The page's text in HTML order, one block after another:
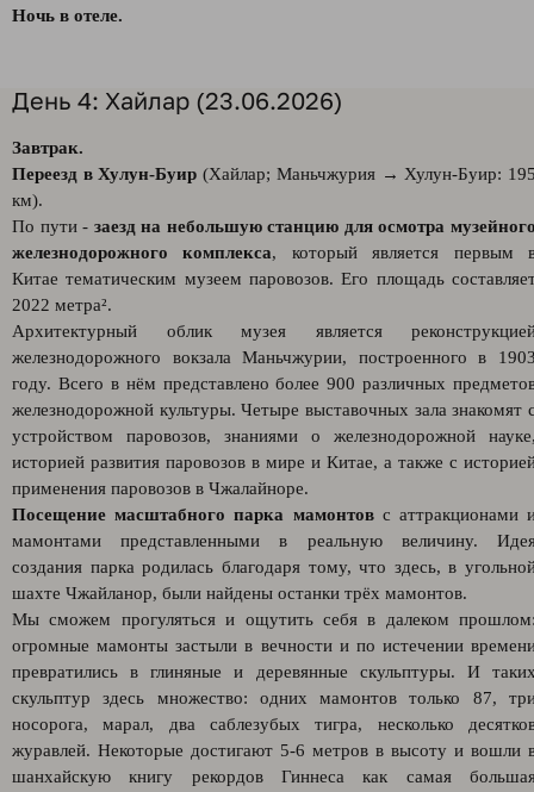
Ночь в отеле.
День 4: Хайлар (23.06.2026)
Завтрак.
Переезд в Хулун-Буир (Хайлар; Маньчжурия → Хулун-Буир:
км).
По пути - заезд на небольшую станцию для осмотра
железнодорожного комплекса, который является первым
Китае тематическим музеем паровозов. Его площадь
2022 метра².
Архитектурный облик музея является
железнодорожного вокзала Маньчжурии, построенного в
году. Всего в нём представлено более 900 различных
железнодорожной культуры. Четыре выставочных зала знакомят
устройством паровозов, знаниями о железнодорожной
историей развития паровозов в мире и Китае, а также с
применения паровозов в Чжалайноре.
Посещение масштабного парка мамонтовс аттракционами
мамонтами представленными в реальную величину.
создания парка родилась благодаря тому, что здесь, в
шахте Чжайланор, были найдены останки трёх мамонтов.
Мы сможем прогуляться и ощутить себя в далеком
огромные мамонты застыли в вечности и по истечении
превратились в глиняные и деревянные скульптуры. И
скульптур здесь множество: одних мамонтов только 87,
носорога, марал, два саблезубых тигра, несколько
журавлей. Некоторые достигают 5-6 метров в высоту и вошли
шанхайскую книгу рекордов Гиннеса как самая